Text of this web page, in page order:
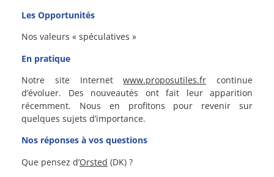
Les Opportunités
Nos valeurs « spéculatives »
En pratique
Notre site Internetwww.proposutiles.fr continue
d’évoluer. Des nouveautés ont fait leur apparition
récemment. Nous en profitons pour revenir sur
quelques sujets d’importance.
Nos réponses à vos questions
Que pensez d’Orsted (DK) ?